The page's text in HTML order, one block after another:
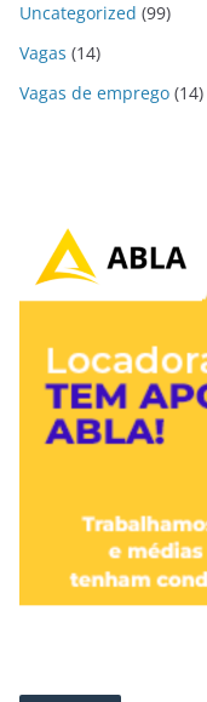
Uncategorized (99)
Vagas (14)
Vagas de emprego (14)